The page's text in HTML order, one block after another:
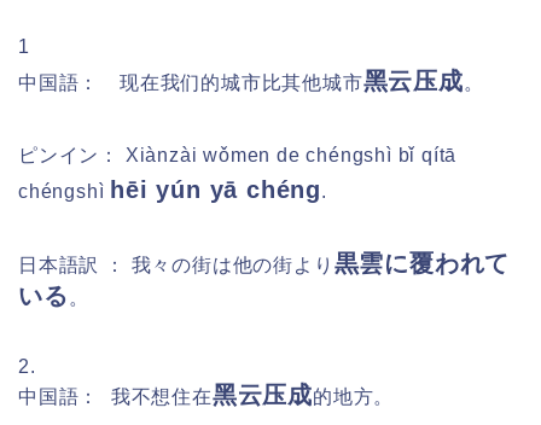
1
中国語： 现在我们的城市比其他城市黑云压成。
ピンイン： Xiànzài wǒmen de chéngshì bǐ qítā
chéngshì hēi yún yā chéng.
日本語訳 ： 我々の街は他の街より 黒雲に覆われて
いる 。
2.
中国語： 我不想住在黑云压成的地方。